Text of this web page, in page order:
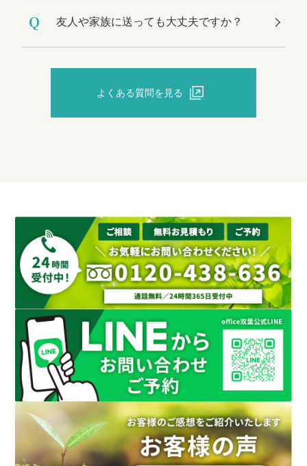
Q 友人や家族に送っても大丈夫ですか？
よくある質問を見る